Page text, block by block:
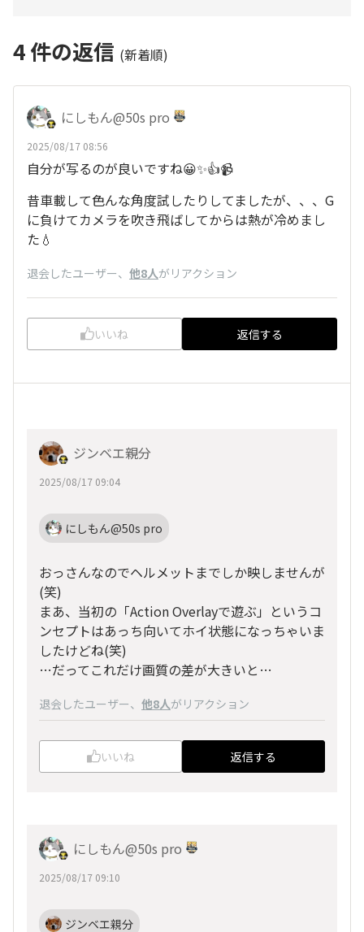
4件の返信 (新着順)
にしもん@50s pro
2025/08/17 08:56
自分が写るのが良いですね😀✨👍📹️
昔車載して色んな角度試したりしてましたが、、、G
に負けてカメラを吹き飛ばしてからは熱が冷めまし
た💧
退会したユーザー、 他8人がリアクション
いいね 返信する
ジンベエ親分
2025/08/17 09:04
にしもん@50s pro
おっさんなのでヘルメットまでしか映しませんが
(笑)
まあ、当初の「Action Overlayで遊ぶ」というコ
ンセプトはあっち向いてホイ状態になっちゃいま
したけどね(笑)
…だってこれだけ画質の差が大きいと…
退会したユーザー、 他8人がリアクション
いいね 返信する
にしもん@50s pro
2025/08/17 09:10
ジンベエ親分